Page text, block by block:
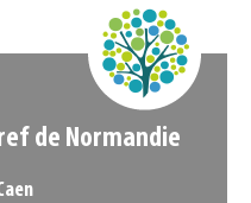
de Normandie